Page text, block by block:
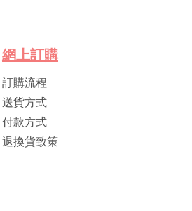
網上訂購
訂購流程
送貨方式
付款方式
退換貨致策